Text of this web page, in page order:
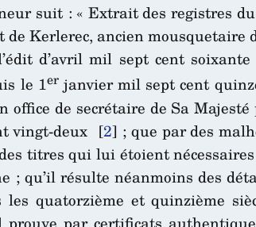
suit : « Extrait des registres
Kerlerec, ancien mousquetaire
d’avril mil sept cent
le 1erjanvier mil sept cent
office de secrétaire de Sa
vingt-deux [2] ; que par des
titres qui lui étoient
qu’il résulte néanmoins des
quatorzième et quinzième
par certificats